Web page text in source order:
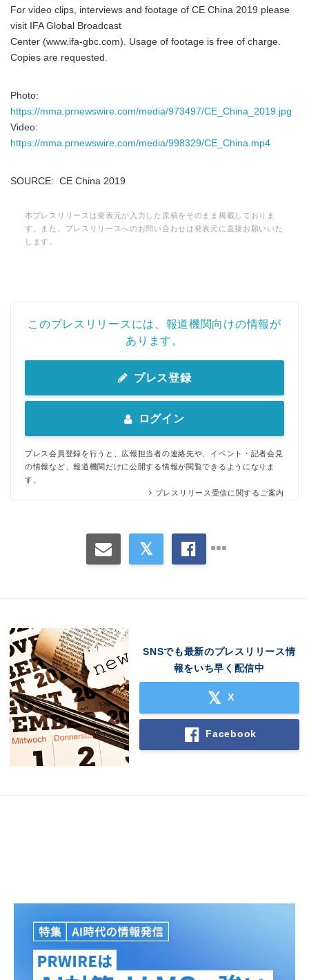
For video clips, interviews and footage of CE China 2019 please
visit IFA Global Broadcast
Center (www.ifa-gbc.com). Usage of footage is free of charge.
Copies are requested.
Photo:
https://mma.prnewswire.com/media/973497/CE_China_2019.jpg
Video:
https://mma.prnewswire.com/media/998329/CE_China.mp4
SOURCE: CE China 2019
本プレスリリースは発表元が入力した原稿をそのまま掲載しておりま
す。また、プレスリリースへのお問い合わせは発表元に直接お願いいた
します。
このプレスリリースには、報道機関向けの情報が
あります。
プレス登録
ログイン
プレス会員登録を行うと、広報担当者の連絡先や、イベント・記者会見
の情報など、報道機関だけに公開する情報が閲覧できるようになりま
す。
プレスリリース受信に関するご案内
SNSでも最新のプレスリリース情
報をいち早く配信中
X
Facebook
Japanese